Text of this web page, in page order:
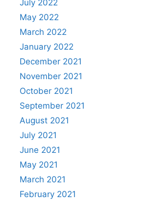
July 2022
May 2022
March 2022
January 2022
December 2021
November 2021
October 2021
September 2021
August 2021
July 2021
June 2021
May 2021
March 2021
February 2021